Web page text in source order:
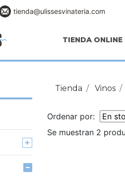
tienda@ulissesvinateria.com
TIENDA ONLINE
Tienda Vinos
Ordenar por:
Se muestran 2